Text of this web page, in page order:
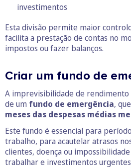
investimentos
Esta divisão permite maior
facilita a prestação de contas no
impostos ou fazer balanços.
Criar um fundo de
A imprevisibilidade de
de um fundo de emergência,
meses das despesas médias
Este fundo é essencial para
trabalho, para acautelar atrasos
clientes, doença ou
trabalhar e investimentos